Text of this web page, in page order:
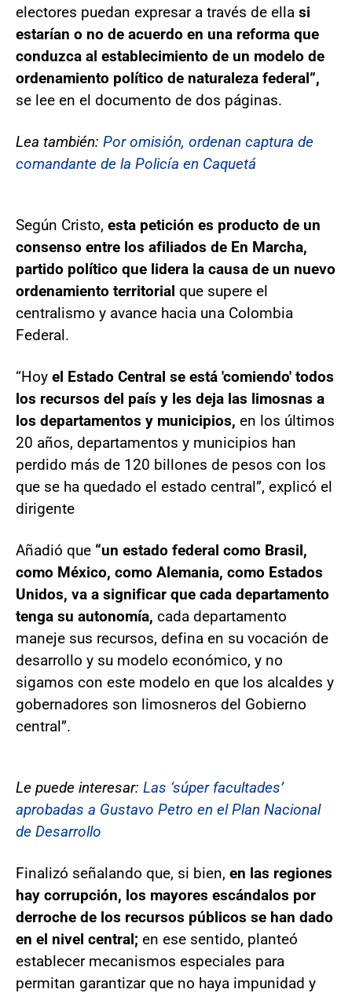
electores puedan expresar a través de ella si
estarían o no de acuerdo en una reforma que
conduzca al establecimiento de un modelo de
ordenamiento político de naturaleza federal”,
se lee en el documento de dos páginas.
Lea también: Por omisión, ordenan captura de
comandante de la Policía en Caquetá
Según Cristo, esta petición es producto de un
consenso entre los afiliados de En Marcha,
partido político que lidera la causa de un nuevo
ordenamiento territorial que supere el
centralismo y avance hacia una Colombia
Federal.
“Hoy el Estado Central se está 'comiendo' todos
los recursos del país y les deja las limosnas a
los departamentos y municipios, en los últimos
20 años, departamentos y municipios han
perdido más de 120 billones de pesos con los
que se ha quedado el estado central”, explicó el
dirigente
Añadió que “un estado federal como Brasil,
como México, como Alemania, como Estados
Unidos, va a significar que cada departamento
tenga su autonomía, cada departamento
maneje sus recursos, defina en su vocación de
desarrollo y su modelo económico, y no
sigamos con este modelo en que los alcaldes y
gobernadores son limosneros del Gobierno
central”.
Le puede interesar: Las ‘súper facultades’
aprobadas a Gustavo Petro en el Plan Nacional
de Desarrollo
Finalizó señalando que, si bien, en las regiones
hay corrupción, los mayores escándalos por
derroche de los recursos públicos se han dado
en el nivel central; en ese sentido, planteó
establecer mecanismos especiales para
permitan garantizar que no haya impunidad y